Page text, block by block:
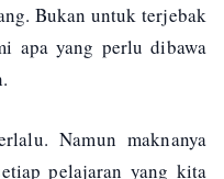
Bukan untuk terjebak
apa yang perlu dibawa
Namun maknanya
pelajaran yang kita